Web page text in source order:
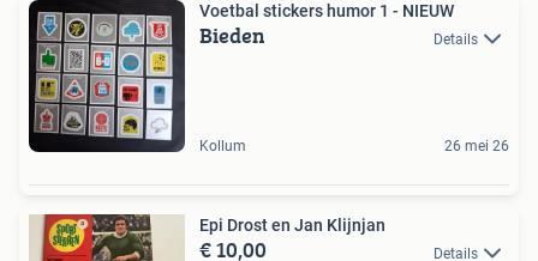
Voetbal stickers humor 1 - NIEUW
Bieden Details
Kollum 26 mei 26
Epi Drost en Jan Klijnjan
€ 10,00 Details